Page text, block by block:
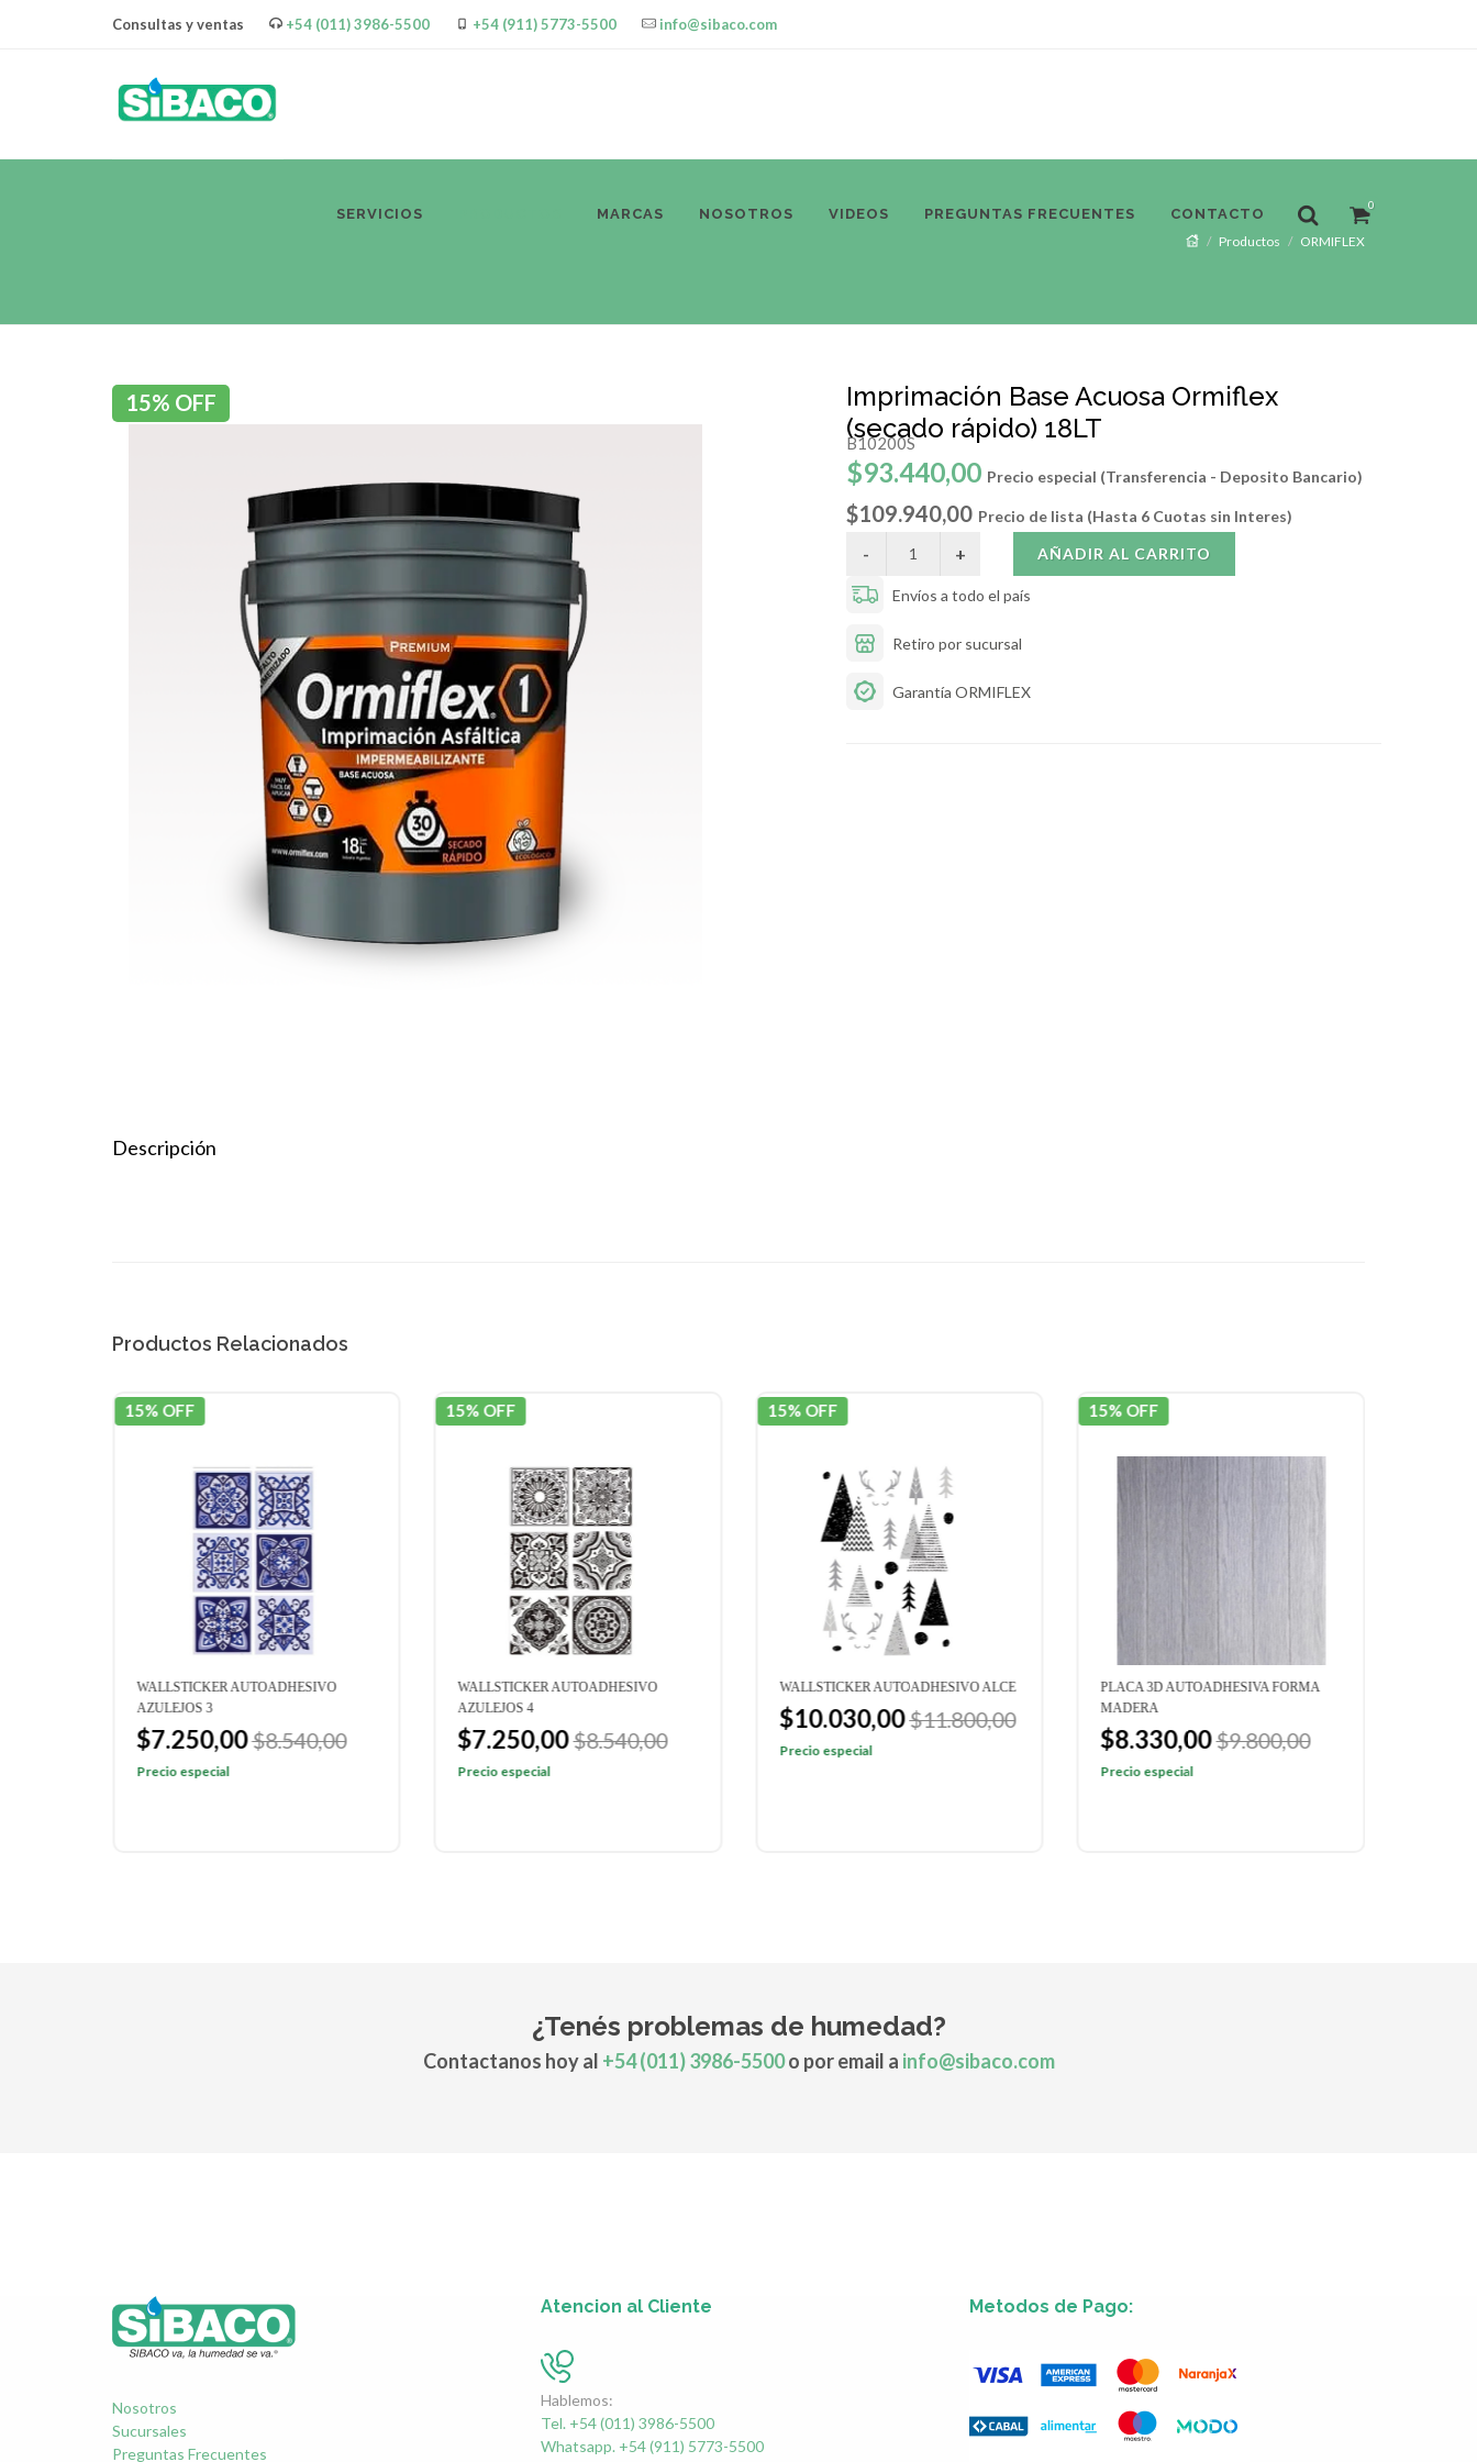
Consultas y ventas +54 (011) 3986-5500 +54 (911) 5773-5500 info@sibaco.com
SERVICIOS MARCAS NOSOTROS VIDEOS PREGUNTAS FRECUENTES CONTACTO
0
Productos ORMIFLEX
15% OFF
Descripción
Imprimación Base Acuosa Ormiflex
(secado rápido) 18LT
B10200S
$93.440,00 Precio especial (Transferencia - Deposito Bancario)
$109.940,00 Precio de lista (Hasta 6 Cuotas sin Interes)
AÑADIR AL CARRITO
Envíos a todo el país
Retiro por sucursal
Garantía ORMIFLEX
Productos Relacionados
15% OFF
WALLSTICKER AUTOADHESIVO
AZULEJOS 3
$7.250,00$8.540,00
Precio especial
15% OFF
WALLSTICKER AUTOADHESIVO
AZULEJOS 4
$7.250,00$8.540,00
Precio especial
15% OFF
WALLSTICKER AUTOADHESIVO ALCE
$10.030,00$11.800,00
Precio especial
15% OFF
PLACA 3D AUTOADHESIVA FORMA
MADERA
$8.330,00$9.800,00
Precio especial
¿Tenés problemas de humedad?
Contactanos hoy al +54 (011) 3986-5500o por email a info@sibaco.com
Nosotros
Sucursales
Preguntas Frecuentes
Atencion al Cliente
Hablemos:
Tel. +54 (011) 3986-5500
Whatsapp. +54 (911) 5773-5500
Metodos de Pago: